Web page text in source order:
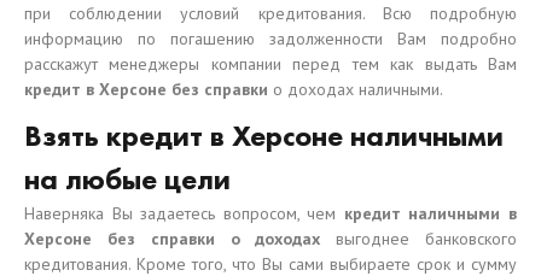
при соблюдении условий кредитования. Всю подробную
информацию по погашению задолженности Вам подробно
расскажут менеджеры компании перед тем как выдать Вам
кредит в Херсоне без справки о доходах наличными.
Взять кредит в Херсоне наличными
на любые цели
Наверняка Вы задаетесь вопросом, чем кредит наличными в
Херсоне без справки о доходах выгоднее банковского
кредитования. Кроме того, что Вы сами выбираете срок и сумму